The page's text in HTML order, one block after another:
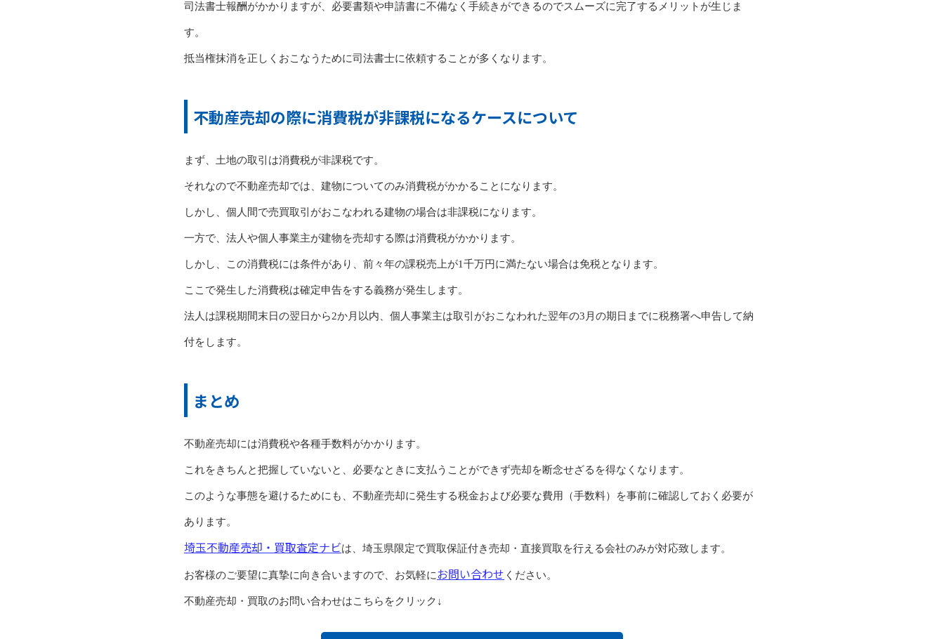
司法書士報酬がかかりますが、必要書類や申請書に不備なく手続きができるのでスムーズに完了するメリットが生じま
す。
抵当権抹消を正しくおこなうために司法書士に依頼することが多くなります。
不動産売却の際に消費税が非課税になるケースについて
まず、土地の取引は消費税が非課税です。
それなので不動産売却では、建物についてのみ消費税がかかることになります。
しかし、個人間で売買取引がおこなわれる建物の場合は非課税になります。
一方で、法人や個人事業主が建物を売却する際は消費税がかかります。
しかし、この消費税には条件があり、前々年の課税売上が1千万円に満たない場合は免税となります。
ここで発生した消費税は確定申告をする義務が発生します。
法人は課税期間末日の翌日から2か月以内、個人事業主は取引がおこなわれた翌年の3月の期日までに税務署へ申告して納
付をします。
まとめ
不動産売却には消費税や各種手数料がかかります。
これをきちんと把握していないと、必要なときに支払うことができず売却を断念せざるを得なくなります。
このような事態を避けるためにも、不動産売却に発生する税金および必要な費用（手数料）を事前に確認しておく必要が
あります。
埼玉不動産売却・買取査定ナビは、埼玉県限定で買取保証付き売却・直接買取を行える会社のみが対応致します。
お客様のご要望に真摯に向き合いますので、お気軽にお問い合わせ ください。
不動産売却・買取のお問い合わせはこちらをクリック↓